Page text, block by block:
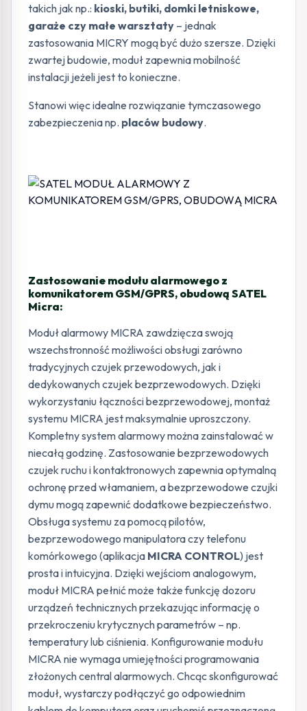
takich jak np.: kioski, butiki, domki letniskowe,
garaże czy małe warsztaty – jednak
zastosowania MICRY mogą być dużo szersze. Dzięki
zwartej budowie, moduł zapewnia mobilność
instalacji jeżeli jest to konieczne.
Stanowi więc idealne rozwiązanie tymczasowego
zabezpieczenia np. placów budowy.
Zastosowanie modułu alarmowego z
komunikatorem GSM/GPRS, obudową SATEL
Micra:
Moduł alarmowy MICRA zawdzięcza swoją
wszechstronność możliwości obsługi zarówno
tradycyjnych czujek przewodowych, jak i
dedykowanych czujek bezprzewodowych. Dzięki
wykorzystaniu łączności bezprzewodowej, montaż
systemu MICRA jest maksymalnie uproszczony.
Kompletny system alarmowy można zainstalować w
niecałą godzinę. Zastosowanie bezprzewodowych
czujek ruchu i kontaktronowych zapewnia optymalną
ochronę przed włamaniem, a bezprzewodowe czujki
dymu mogą zapewnić dodatkowe bezpieczeństwo.
Obsługa systemu za pomocą pilotów,
bezprzewodowego manipulatora czy telefonu
komórkowego (aplikacja MICRA CONTROL) jest
prosta i intuicyjna. Dzięki wejściom analogowym,
moduł MICRA pełnić może także funkcję dozoru
urządzeń technicznych przekazując informację o
przekroczeniu krytycznych parametrów – np.
temperatury lub ciśnienia. Konfigurowanie modułu
MICRA nie wymaga umiejętności programowania
złożonych central alarmowych. Chcąc skonfigurować
moduł, wystarczy podłączyć go odpowiednim